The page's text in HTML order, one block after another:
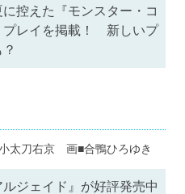
控えた『モンスター・コ
プレイを掲載！ 新しいプ
太刀右京 画■合鴨ひろゆき
ジェイド』が好評発売中